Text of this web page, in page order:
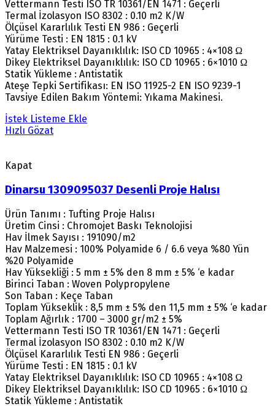
Vettermann Testi ISO TR 10361/EN 1471 : Geçerli
Termal İzolasyon ISO 8302 : 0.10 m2 K/W
Ölçüsel Kararlılık Testi EN 986 : Geçerli
Yürüme Testi : EN 1815 : 0.1 kV
Yatay Elektriksel Dayanıklılık: ISO CD 10965 : 4×108 Ω
Dikey Elektriksel Dayanıklılık: ISO CD 10965 : 6×1010 Ω
Statik Yükleme : Antistatik
Ateşe Tepki Sertifikası: EN ISO 11925-2 EN ISO 9239-1
Tavsiye Edilen Bakım Yöntemi: Yıkama Makinesi.
İstek Listeme Ekle
Hızlı Gözat
Kapat
Dinarsu 1309095037 Desenli Proje Halısı
Ürün Tanımı : Tufting Proje Halısı
Üretim Cinsi : Chromojet Baskı Teknolojisi
Hav İlmek Sayısı : 191090/m2
Hav Malzemesi : 100% Polyamide 6 / 6.6 veya %80 Yün
%20 Polyamide
Hav Yüksekliği : 5 mm ± 5% den 8 mm ± 5% ‘e kadar
Birinci Taban : Woven Polypropylene
Son Taban : Keçe Taban
Toplam Yükseklik : 8,5 mm ± 5% den 11,5 mm ± 5% ‘e kadar
Toplam Ağırlık : 1700 – 3000 gr/m2 ± 5%
Vettermann Testi ISO TR 10361/EN 1471 : Geçerli
Termal İzolasyon ISO 8302 : 0.10 m2 K/W
Ölçüsel Kararlılık Testi EN 986 : Geçerli
Yürüme Testi : EN 1815 : 0.1 kV
Yatay Elektriksel Dayanıklılık: ISO CD 10965 : 4×108 Ω
Dikey Elektriksel Dayanıklılık: ISO CD 10965 : 6×1010 Ω
Statik Yükleme : Antistatik